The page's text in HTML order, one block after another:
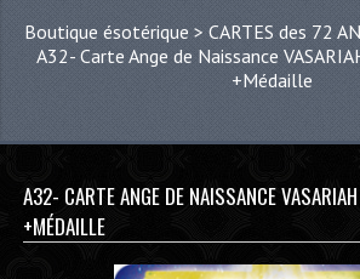
Boutique ésotérique > CARTES des 72
A32- Carte Ange de Naissance
+Médaille
A32- CARTE ANGE DE NAISSANCE
+MÉDAILLE